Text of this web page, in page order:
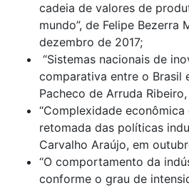
cadeia de valores de
mundo”, de Felipe Bezerra
dezembro de 2017;
“Sistemas nacionais de
comparativa entre o Brasil
Pacheco de Arruda
“Complexidade
retomada das políticas
Carvalho Araújo, em
“O comportamento da
conforme o grau de